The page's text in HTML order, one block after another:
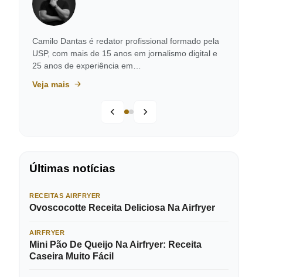
Camilo Dantas é redator profissional formado pela
USP, com mais de 15 anos em jornalismo digital e
25 anos de experiência em…
Veja mais
Últimas notícias
RECEITAS AIRFRYER
Ovoscocotte Receita Deliciosa Na Airfryer
AIRFRYER
Mini Pão De Queijo Na Airfryer: Receita
Caseira Muito Fácil